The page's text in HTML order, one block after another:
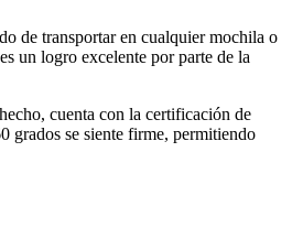
de transportar en cualquier mochila o
un logro excelente por parte de la
cuenta con la certificación de
grados se siente firme, permitiendo